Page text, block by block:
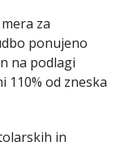
za
ponujeno
na podlagi
110% od zneska
in